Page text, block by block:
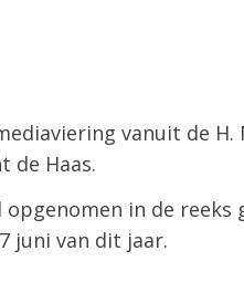
vanuit de H.
de Haas.
in de reeks
juni van dit jaar.